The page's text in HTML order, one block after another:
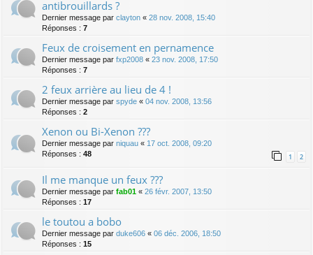
antibrouillards ?
Dernier message par clayton « 28 nov. 2008, 15:40
Réponses : 7
Feux de croisement en pernamence
Dernier message par fxp2008 « 23 nov. 2008, 17:50
Réponses : 7
2 feux arrière au lieu de 4 !
Dernier message par spyde « 04 nov. 2008, 13:56
Réponses : 2
Xenon ou Bi-Xenon ???
Dernier message par niquau « 17 oct. 2008, 09:20
Réponses : 48 1 2
Il me manque un feux ???
Dernier message par fab01 « 26 févr. 2007, 13:50
Réponses : 17
le toutou a bobo
Dernier message par duke606 « 06 déc. 2006, 18:50
Réponses : 15